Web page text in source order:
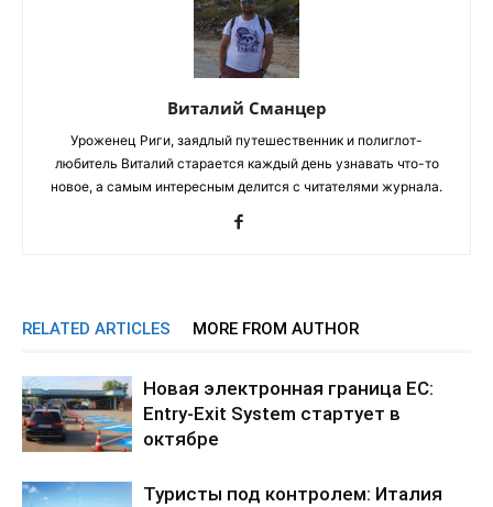
Виталий Сманцер
Уроженец Риги, заядлый путешественник и полиглот-
любитель Виталий старается каждый день узнавать что-то
новое, а самым интересным делится с читателями журнала.
RELATED ARTICLES MORE FROM AUTHOR
Новая электронная граница ЕС:
Entry-Exit System стартует в
октябре
Туристы под контролем: Италия